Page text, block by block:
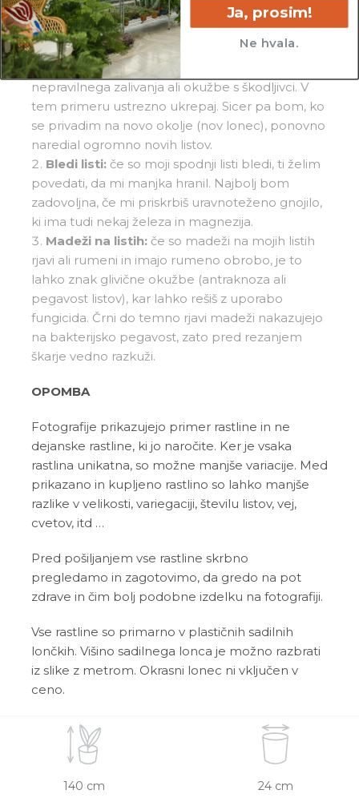
temperature in nivoja svetlobe, neustreznem
zalivanju, okužbi s škodljivci ali pa tudi po
presajanju. Načeloma ti ni potrebno skrbeti,
razen če misliš, da je odpadanje listov posledica
nepravilnega zalivanja ali okužbe s škodljivci. V
tem primeru ustrezno ukrepaj. Sicer pa bom, ko
se privadim na novo okolje (nov lonec), ponovno
naredial ogromno novih listov.
Bledi listi: če so moji spodnji listi bledi, ti želim
povedati, da mi manjka hranil. Najbolj bom
zadovoljna, če mi priskrbiš uravnoteženo gnojilo,
ki ima tudi nekaj železa in magnezija.
Madeži na listih:če so madeži na mojih listih
rjavi ali rumeni in imajo rumeno obrobo, je to
lahko znak glivične okužbe (antraknoza ali
pegavost listov), kar lahko rešiš z uporabo
fungicida. Črni do temno rjavi madeži nakazujejo
na bakterijsko pegavost, zato pred rezanjem
škarje vedno razkuži.
OPOMBA
Fotografije prikazujejo primer rastline in ne
dejanske rastline, ki jo naročite. Ker je vsaka
rastlina unikatna, so možne manjše variacije. Med
prikazano in kupljeno rastlino so lahko manjše
razlike v velikosti, variegaciji, številu listov, vej,
cvetov, itd …
Pred pošiljanjem vse rastline skrbno
pregledamo in zagotovimo, da gredo na pot
zdrave in čim bolj podobne izdelku na fotografiji.
Vse rastline so primarno v plastičnih sadilnih
lončkih. Višino sadilnega lonca je možno razbrati
iz slike z metrom. Okrasni lonec ni vključen v
ceno.
140 cm 24 cm
Ja, prosim!
Ne hvala.